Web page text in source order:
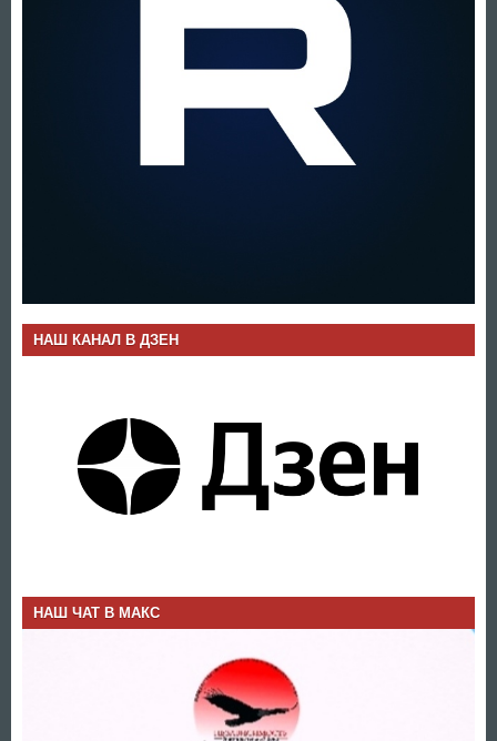
НАШ КАНАЛ В ДЗЕН
НАШ ЧАТ В МАКС